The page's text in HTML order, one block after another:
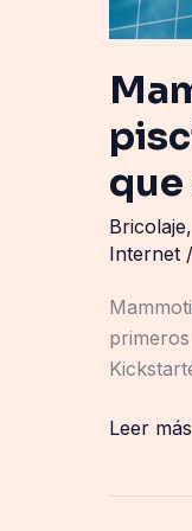
que
Bricolaje,
Internet /
Leer